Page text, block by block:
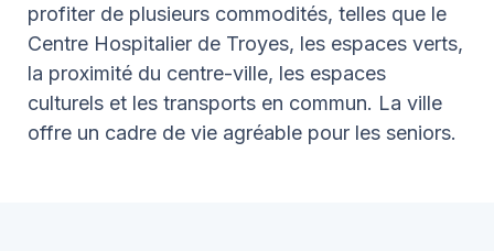
profiter de plusieurs commodités, telles que le
Centre Hospitalier de Troyes, les espaces verts,
la proximité du centre-ville, les espaces
culturels et les transports en commun. La ville
offre un cadre de vie agréable pour les seniors.